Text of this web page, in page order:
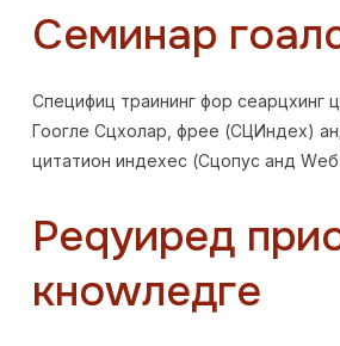
Семинар
Специфиц траининг фор сеарцхинг
Гоогле Сцхолар, фрее (СЦИндеx)
цитатион индеxес (Сцопус анд
Реqуиред
кноwледге